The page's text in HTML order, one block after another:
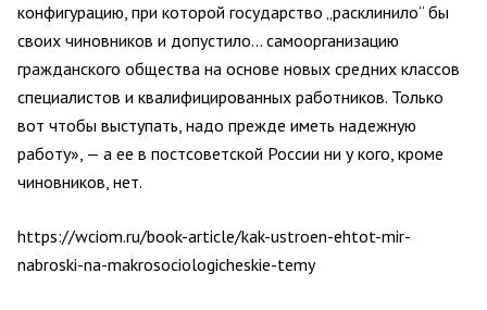
конфигурацию, при которой государство „расклинило“ бы
своих чиновников и допустило… самоорганизацию
гражданского общества на основе новых средних классов
специалистов и квалифицированных работников. Только
вот чтобы выступать, надо прежде иметь надежную
работу», — а ее в постсоветской России ни у кого, кроме
чиновников, нет.
https://wciom.ru/book-article/kak-ustroen-ehtot-mir-
nabroski-na-makrosociologicheskie-temy